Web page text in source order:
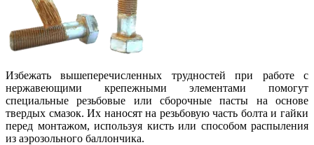
Избежать вышеперечисленных трудностей при работе с
нержавеющими крепежными элементами помогут
специальные резьбовые или сборочные пасты на основе
твердых смазок. Их наносят на резьбовую часть болта и гайки
перед монтажом, используя кисть или способом распыления
из аэрозольного баллончика.